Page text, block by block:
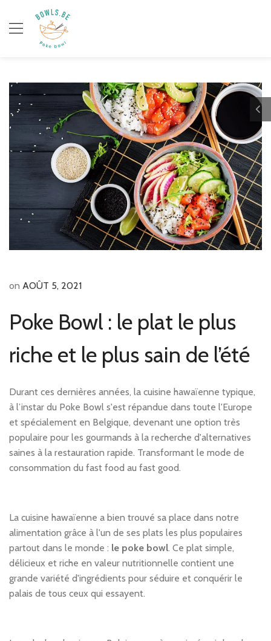
on AOÛT 5, 2021
Poke Bowl : le plat le plus
riche et le plus sain de l’été
Durant ces dernières années, la cuisine hawaïenne typique,
à l’instar du Poke Bowl s'est répandue dans toute l'Europe
et spécialement en Belgique, devenant une option très
populaire pour les gourmands à la recherche d'alternatives
saines à la restauration rapide. Transformant le mode de
consommation du fast food au fast good.
La cuisine hawaïenne a bien trouvé sa place dans notre
alimentation grâce à l'un de ses plats les plus populaires
partout dans le monde : le poke bowl. Ce plat simple,
délicieux et riche en valeur nutritionnelle contient une
grande variété d'ingrédients pour séduire et conquérir le
palais de tous ceux qui essayent.